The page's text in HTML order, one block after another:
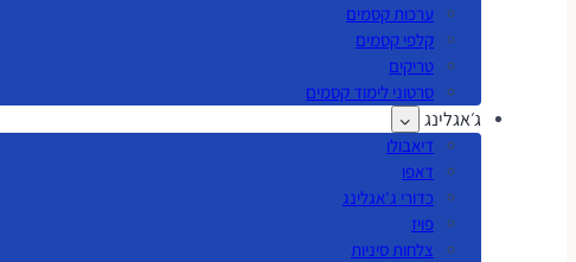
ערכות קסמים
קלפי קסמים
טריקים
סרטוני לימוד קסמים
ג׳אגלינג
דיאבולו
דאפו
כדורי ג'אגלינג
פויז
צלחות סיניות